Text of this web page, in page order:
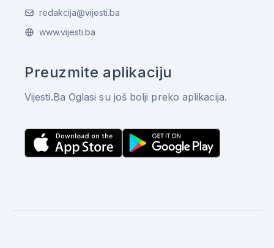
redakcija@vijesti.ba
www.vijesti.ba
Preuzmite aplikaciju
Vijesti.Ba Oglasi su još bolji preko aplikacija.